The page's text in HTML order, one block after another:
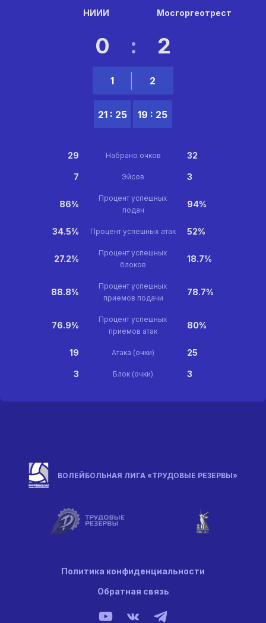
НИИИ
0 : 2
1
21 : 25
2
19 : 25
Мосгоргеотрест
29 Набрано очков 32
7 Эйсов 3
86%
Процент успешных
подач
94%
34.5% Процент успешных атак 52%
27.2%
Процент успешных
блоков
18.7%
88.8%
Процент успешных
приемов подачи
78.7%
76.9%
Процент успешных
приемов атак
80%
19 Атака (очки) 25
3 Блок (очки) 3
ВОЛЕЙБОЛЬНАЯ ЛИГА «ТРУДОВЫЕ РЕЗЕРВЫ»
Политика конфиденциальности
Обратная связь